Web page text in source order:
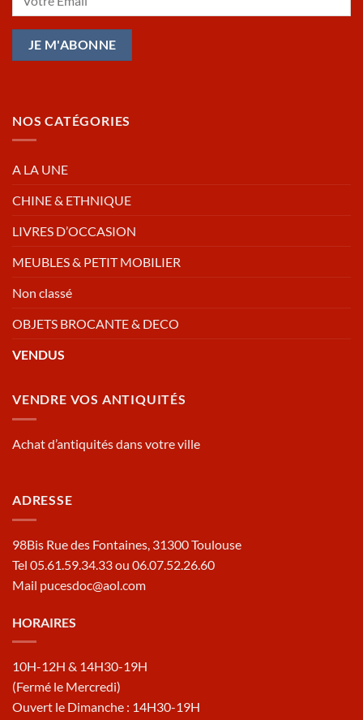
NOS CATÉGORIES
A LA UNE
CHINE & ETHNIQUE
LIVRES D’OCCASION
MEUBLES & PETIT MOBILIER
Non classé
OBJETS BROCANTE & DECO
VENDUS
VENDRE VOS ANTIQUITÉS
Achat d’antiquités dans votre ville
ADRESSE
98Bis Rue des Fontaines, 31300 Toulouse
Tel 05.61.59.34.33 ou 06.07.52.26.60
Mail pucesdoc@aol.com
HORAIRES
10H-12H & 14H30-19H
(Fermé le Mercredi)
Ouvert le Dimanche : 14H30-19H